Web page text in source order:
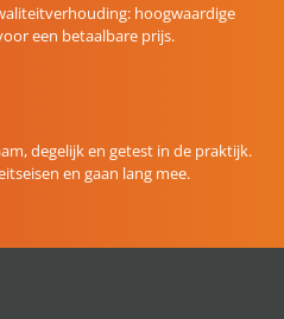
hoogwaardige
een betaalbare prijs.
degelijk en getest in de praktijk.
en gaan lang mee.